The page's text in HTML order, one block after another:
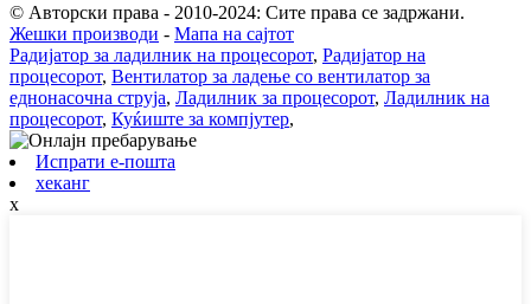
© Авторски права - 2010-2024: Сите права се задржани.
Жешки производи - Мапа на сајтот
Радијатор за ладилник на процесорот, Радијатор на
процесорот, Вентилатор за ладење со вентилатор за
еднонасочна струја, Ладилник за процесорот, Ладилник на
процесорот, Куќиште за компјутер,
Испрати е-пошта
хеканг
x